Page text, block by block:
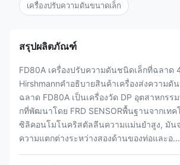
เครื่องปรับความดันขนาดเล็ก
สรุปผลิตภัณฑ์
FD80A เครื่องปรับความดันชนิดเล็กที่ฉลาด
Hirshmannคําอธิบายสินค้าเครื่องส่งความดั
ฉลาด FD80A เป็นเครื่องวัด DP อุตสาหกร
กที่พัฒนาโดย FRD SENSORพื้นฐานจากเท
ซิลิคอนโมโนคริสตัลลีนความแม่นยําสูง, มัน
ความแตกต่างระหว่างสองด้านของท่อและอ...